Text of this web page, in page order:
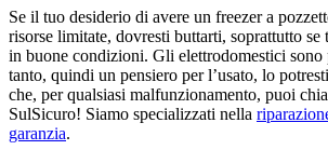
Se il tuo desiderio di avere un freezer a
risorse limitate, dovresti buttarti, soprattutto
in buone condizioni. Gli elettrodomestici sono
tanto, quindi un pensiero per l’usato, lo
che, per qualsiasi malfunzionamento, puoi
SulSicuro! Siamo specializzati nella
garanzia.